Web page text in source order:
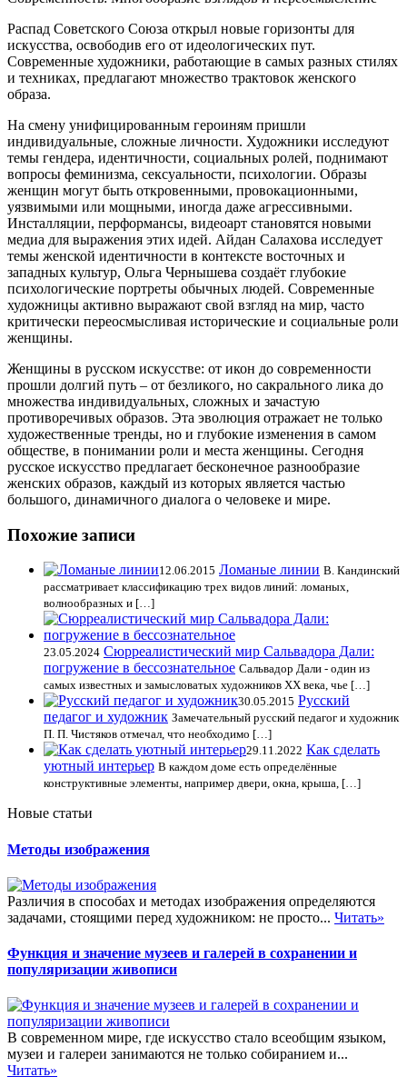
Распад Советского Союза открыл новые горизонты для
искусства, освободив его от идеологических пут.
Современные художники, работающие в самых разных стилях
и техниках, предлагают множество трактовок женского
образа.
На смену унифицированным героиням пришли
индивидуальные, сложные личности. Художники исследуют
темы гендера, идентичности, социальных ролей, поднимают
вопросы феминизма, сексуальности, психологии. Образы
женщин могут быть откровенными, провокационными,
уязвимыми или мощными, иногда даже агрессивными.
Инсталляции, перформансы, видеоарт становятся новыми
медиа для выражения этих идей. Айдан Салахова исследует
темы женской идентичности в контексте восточных и
западных культур, Ольга Чернышева создаёт глубокие
психологические портреты обычных людей. Современные
художницы активно выражают свой взгляд на мир, часто
критически переосмысливая исторические и социальные роли
женщины.
Женщины в русском искусстве: от икон до современности
прошли долгий путь – от безликого, но сакрального лика до
множества индивидуальных, сложных и зачастую
противоречивых образов. Эта эволюция отражает не только
художественные тренды, но и глубокие изменения в самом
обществе, в понимании роли и места женщины. Сегодня
русское искусство предлагает бесконечное разнообразие
женских образов, каждый из которых является частью
большого, динамичного диалога о человеке и мире.
Похожие записи
12.06.2015 Ломаные линии В. Кандинский
рассматривает классификацию трех видов линий: ломаных,
волнообразных и […]
23.05.2024 Сюрреалистический мир Сальвадора Дали:
погружение в бессознательное Сальвадор Дали - один из
самых известных и замысловатых художников XX века, чье […]
30.05.2015 Русский
педагог и художник Замечательный русский педагог и художник
П. П. Чистяков отмечал, что необходимо […]
29.11.2022 Как сделать
уютный интерьер В каждом доме есть определённые
конструктивные элементы, например двери, окна, крыша, […]
Новые статьи
Методы изображения
Различия в способах и методах изображения определяются
задачами, стоящими перед художником: не просто... Читать»
Функция и значение музеев и галерей в сохранении и
популяризации живописи
В современном мире, где искусство стало всеобщим языком,
музеи и галереи занимаются не только собиранием и...
Читать»